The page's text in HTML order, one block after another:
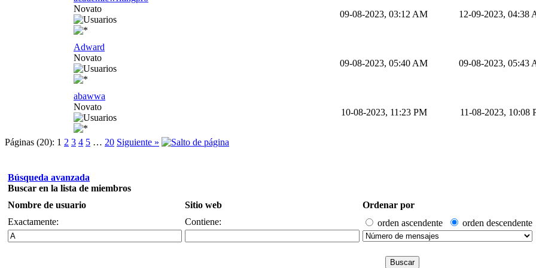
Novato
09-08-2023, 03:12 AM 12-09-2023, 04:38
Adward
Novato
09-08-2023, 05:40 AM 09-08-2023, 05:43
abawwa
Novato
10-08-2023, 11:23 PM 11-08-2023, 10:08
Páginas (20): 1 2 3 4 5 … 20 Siguiente »
Búsqueda avanzada
Buscar en la lista de miembros
Nombre de usuario
Sitio web
Ordenar por
Exactamente:
Contiene: orden ascendente orden descendente